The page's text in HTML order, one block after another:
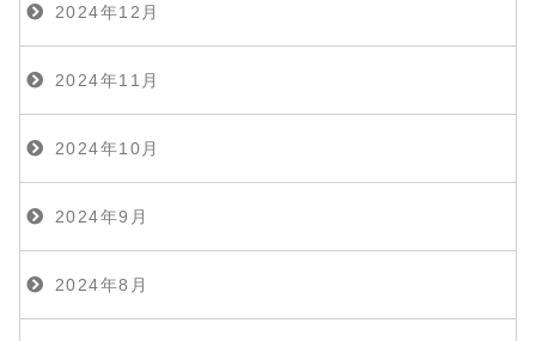
2024年12月
2024年11月
2024年10月
2024年9月
2024年8月